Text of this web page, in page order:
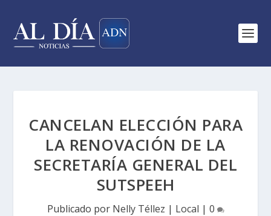
CANCELAN ELECCIÓN PARA
LA RENOVACIÓN DE LA
SECRETARÍA GENERAL DEL
SUTSPEEH
Publicado por Nelly Téllez | Local | 0